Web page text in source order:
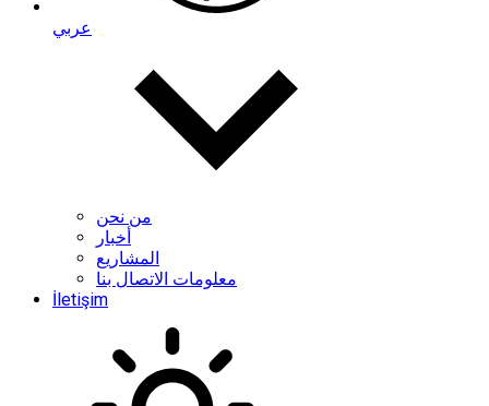
عربي
من نحن
أخبار
المشاريع
معلومات الاتصال بنا
İletişim